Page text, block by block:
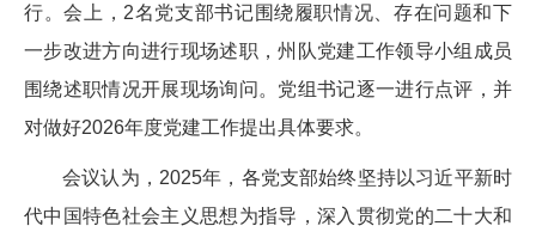
行。会上，2名党支部书记围绕履职情况、存在问题和下
一步改进方向进行现场述职，州队党建工作领导小组成员
围绕述职情况开展现场询问。党组书记逐一进行点评，并
对做好2026年度党建工作提出具体要求。
会议认为，2025年，各党支部始终坚持以习近平新时
代中国特色社会主义思想为指导，深入贯彻党的二十大和